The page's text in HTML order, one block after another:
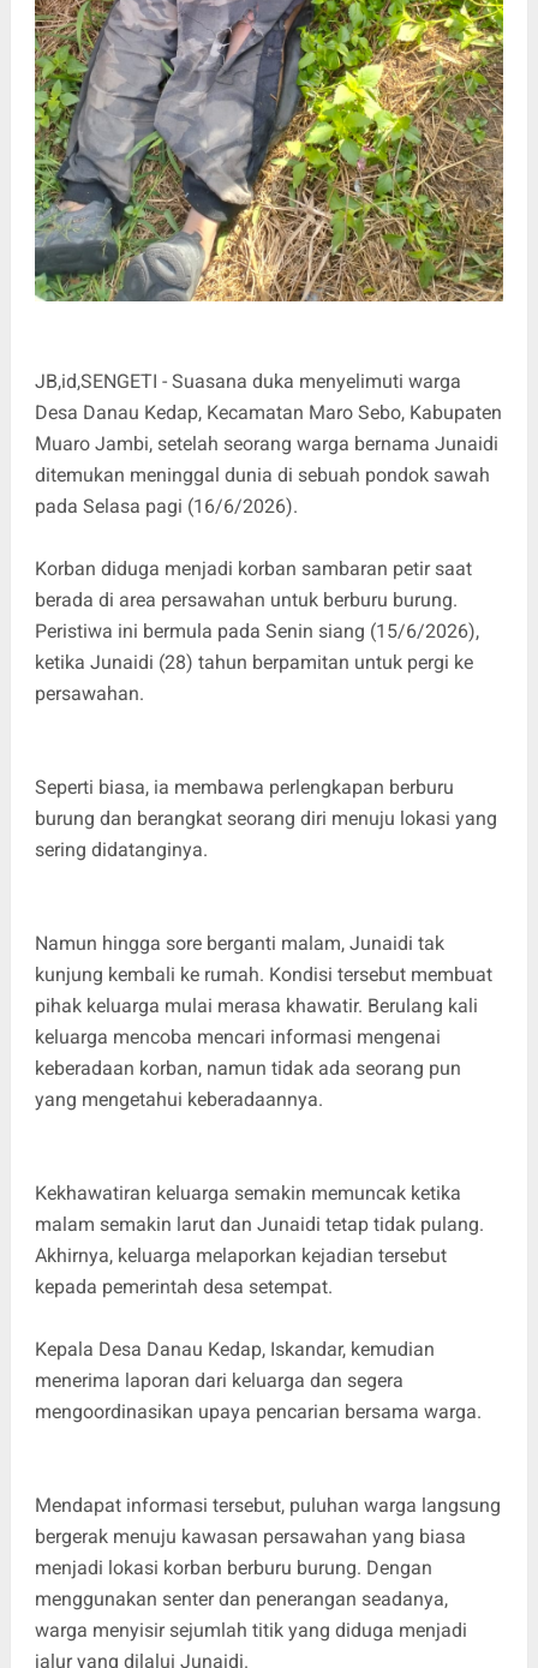
JB,id,SENGETI - Suasana duka menyelimuti warga
Desa Danau Kedap, Kecamatan Maro Sebo, Kabupaten
Muaro Jambi, setelah seorang warga bernama Junaidi
ditemukan meninggal dunia di sebuah pondok sawah
pada Selasa pagi (16/6/2026).
Korban diduga menjadi korban sambaran petir saat
berada di area persawahan untuk berburu burung.
Peristiwa ini bermula pada Senin siang (15/6/2026),
ketika Junaidi (28) tahun berpamitan untuk pergi ke
persawahan.
Seperti biasa, ia membawa perlengkapan berburu
burung dan berangkat seorang diri menuju lokasi yang
sering didatanginya.
Namun hingga sore berganti malam, Junaidi tak
kunjung kembali ke rumah. Kondisi tersebut membuat
pihak keluarga mulai merasa khawatir. Berulang kali
keluarga mencoba mencari informasi mengenai
keberadaan korban, namun tidak ada seorang pun
yang mengetahui keberadaannya.
Kekhawatiran keluarga semakin memuncak ketika
malam semakin larut dan Junaidi tetap tidak pulang.
Akhirnya, keluarga melaporkan kejadian tersebut
kepada pemerintah desa setempat.
Kepala Desa Danau Kedap, Iskandar, kemudian
menerima laporan dari keluarga dan segera
mengoordinasikan upaya pencarian bersama warga.
Mendapat informasi tersebut, puluhan warga langsung
bergerak menuju kawasan persawahan yang biasa
menjadi lokasi korban berburu burung. Dengan
menggunakan senter dan penerangan seadanya,
warga menyisir sejumlah titik yang diduga menjadi
jalur yang dilalui Junaidi.